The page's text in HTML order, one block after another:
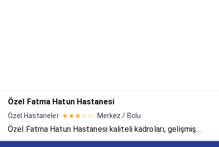
Özel Fatma Hatun Hastanesi
Özel Hastaneler ·★★★☆☆· Merkez / Bolu
Özel Fatma Hatun Hastanesi kaliteli kadroları, gelişmiş
teknolojik alt yapısı ile sağlık sektöründe Bolu'ya yeni bir